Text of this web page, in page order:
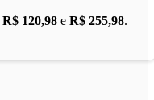
R$ 120,98 e R$ 255,98.